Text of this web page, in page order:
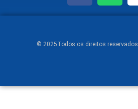
© 2025Todos os direitos reservados